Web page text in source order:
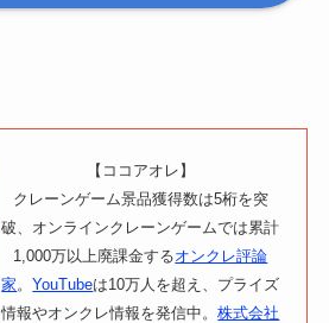
【ココアオレ】
クレーンゲーム景品獲得数は5桁を突
破、オンラインクレーンゲームでは累計
1,000万以上廃課金するオンクレ評論
家 。YouTubeは10万人を超え、プライズ
情報やオンクレ情報を発信中。株式会社